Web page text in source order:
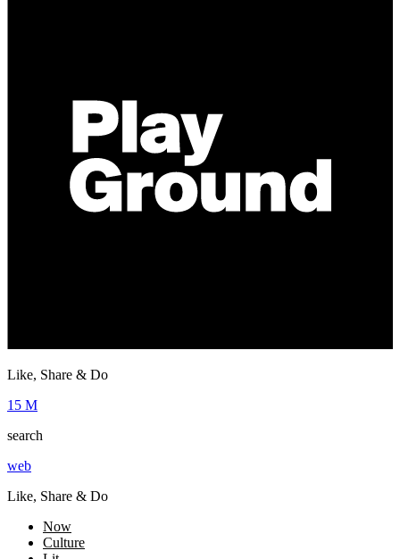
Like, Share & Do
15 M
search
web
Like, Share & Do
Now
Culture